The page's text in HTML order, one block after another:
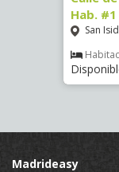
Hab.
San
Madrideasy